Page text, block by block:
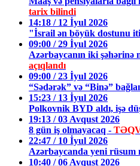
tarix bilindi
14:18 / 12 İyul 2026
"İsrail ən böyük dostunu
09:00 / 29 İyul 2026
Azərbaycanın iki şəhərinə
açıqlandı
09:00 / 23 İyul 2026
“Sədərək” və “Binə”
15:23 / 13 İyul 2026
Polkovnik BYD aldı, işə
19:13 / 03 Avqust 2026
8 gün iş olmayacaq -
22:47 / 10 İyul 2026
Azərbaycanda yeni rüsum
10:40 / 06 Avqust 2026